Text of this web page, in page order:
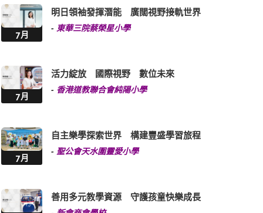
7月
明日領袖發揮潛能 廣闊視野接軌世界
- 東華三院蔡榮星小學
7月
活力綻放 國際視野 數位未來
- 香港道教聯合會純陽小學
7月
自主樂學探索世界 構建豐盛學習旅程
- 聖公會天水圍靈愛小學
善用多元教學資源 守護孩童快樂成長